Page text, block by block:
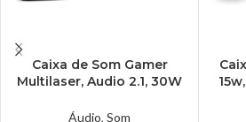
Caixa de Som Gamer
Multilaser, Audio 2.1, 30W
Áudio, Som